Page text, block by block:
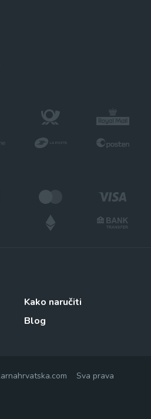
Kako naručiti
Blog
Sva prava